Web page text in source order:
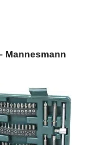
Mannesmann